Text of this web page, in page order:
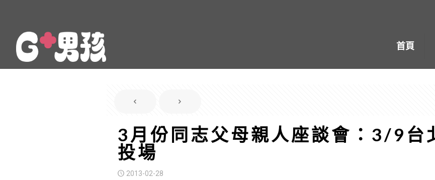
首頁
3月份同志父母親人座談會：3/9
投場
2013-02-28